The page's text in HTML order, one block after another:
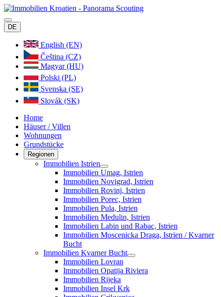
DE
English (EN)
Čeština (CZ)
Magyar (HU)
Polski (PL)
Svenska (SE)
Slovák (SK)
Home
Häuser / Villen
Wohnungen
Grundstücke
Regionen
Immobilien Istrien
Immobilien Umag, Istrien
Immobilien Novigrad, Istrien
Immobilien Rovinj, Istrien
Immobilien Porec, Istrien
Immobilien Pula, Istrien
Immobilien Medulin, Istrien
Immobilien Labin und Rabac, Istrien
Immobilien Moscenicka Draga, Istrien / Kvarner
Bucht
Immobilien Kvarner Bucht
Immobilien Lovran
Immobilien Opatija Riviera
Immobilien Rijeka
Immobilien Insel Krk